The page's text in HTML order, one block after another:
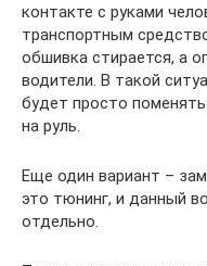
контакте с руками
транспортным
обшивка стирается, а
водители. В такой
будет просто
на руль.
Еще один вариант –
это тюнинг, и данный
отдельно.